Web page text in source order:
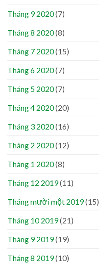
Tháng 9 2020(7)
Tháng 8 2020(8)
Tháng 7 2020(15)
Tháng 6 2020(7)
Tháng 5 2020(7)
Tháng 4 2020(20)
Tháng 3 2020(16)
Tháng 2 2020(12)
Tháng 1 2020(8)
Tháng 12 2019(11)
Tháng mười một 2019(15)
Tháng 10 2019(21)
Tháng 9 2019(19)
Tháng 8 2019(10)